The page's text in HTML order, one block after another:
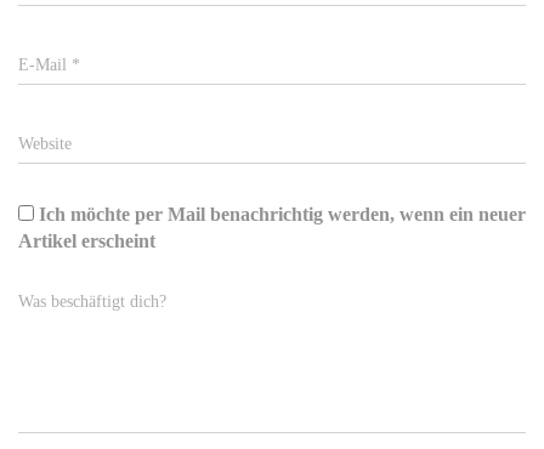
E-Mail *
Website
Ich möchte per Mail benachrichtig werden, wenn ein neuer
Artikel erscheint
Was beschäftigt dich?